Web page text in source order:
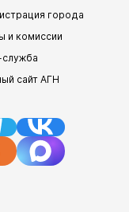
города
и комиссии
сайт АГН